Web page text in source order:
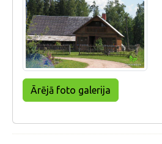
Ārējā foto galerija